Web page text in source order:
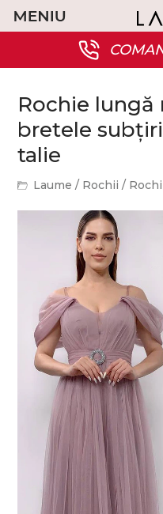
Rochie lungă
bretele
talie
Laume / Rochii /